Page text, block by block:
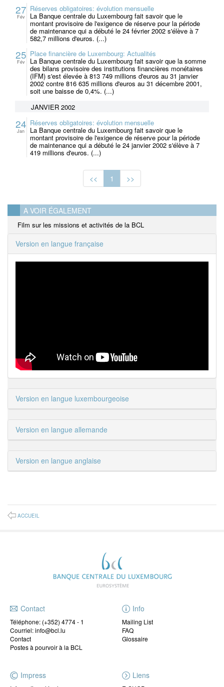
27
Fév
Réserves obligatoires: évolution mensuelle
La Banque centrale du Luxembourg fait savoir que le
montant provisoire de l'exigence de réserve pour la période
de maintenance qui a débuté le 24 février 2002 s'élève à 7
582,7 millions d'euros. (...)
25
Fév
Place financière de Luxembourg: Actualités
La Banque centrale du Luxembourg fait savoir que la somme
des bilans provisoire des institutions financières monétaires
(IFM) s'est élevée à 813 749 millions d'euros au 31 janvier
2002 contre 816 635 millions d'euros au 31 décembre 2001,
soit une baisse de 0,4%. (...)
JANVIER 2002
24
Jan
Réserves obligatoires: évolution mensuelle
La Banque centrale du Luxembourg fait savoir que le
montant provisoire de l'exigence de réserve pour la période
de maintenance qui a débuté le 24 janvier 2002 s'élève à 7
419 millions d'euros. (...)
<< 1 >>
A VOIR ÉGALEMENT
Film sur les missions et activités de la BCL
Version en langue française
Version en langue luxembourgeoise
Version en langue allemande
Version en langue anglaise
ACCUEIL
Contact
Téléphone: (+352) 4774 - 1
Courriel: info@bcl.lu
Contact
Postes à pourvoir à la BCL
Info
Mailing List
FAQ
Glossaire
Impress Liens